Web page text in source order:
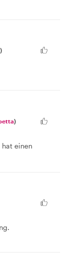
)
)
hat einen